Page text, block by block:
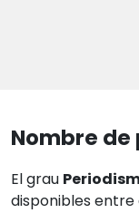
Nombre
El grau
disponibles entre